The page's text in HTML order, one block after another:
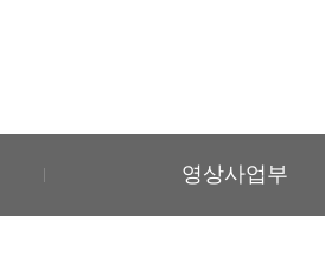
영상사업부